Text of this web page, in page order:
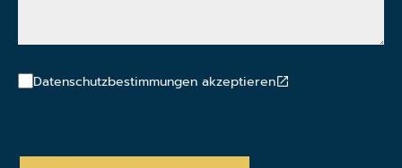
Datenschutzbestimmungen akzeptieren